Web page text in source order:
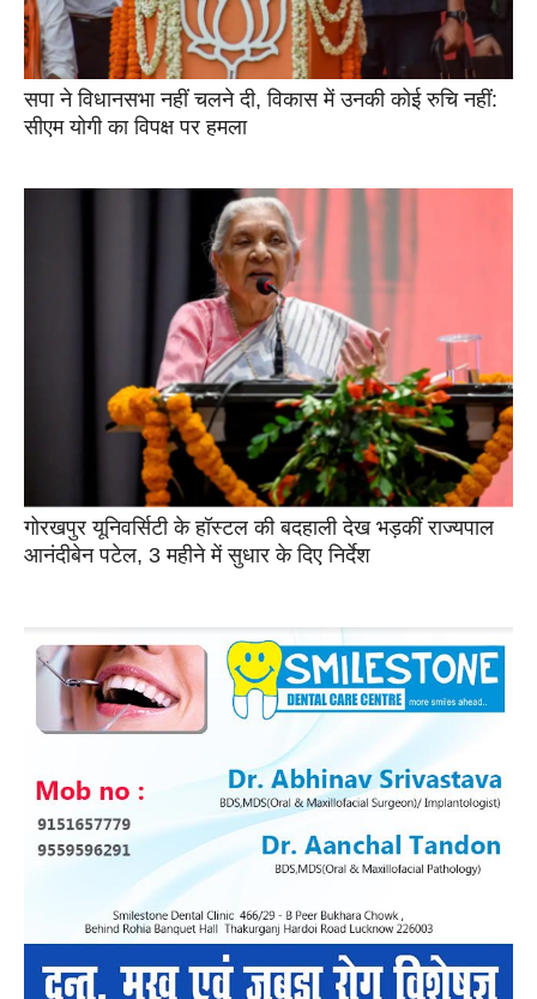
सपा ने विधानसभा नहीं चलने दी, विकास में उनकी कोई रुचि नहीं:
सीएम योगी का विपक्ष पर हमला
गोरखपुर यूनिवर्सिटी के हॉस्टल की बदहाली देख भड़कीं राज्यपाल
आनंदीबेन पटेल, 3 महीने में सुधार के दिए निर्देश